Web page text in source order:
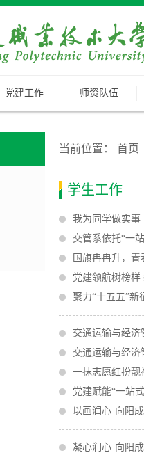
党建工作 师资队伍
当前位置： 首页
学生工作
我为同学做实事
交管系依托“一
国旗冉冉升，
党建领航树榜
聚力“十五五”
交通运输与经
交通运输与经济
一抹志愿红扮靓
党建赋能“一站
以画润心·向阳
凝心润心·向阳